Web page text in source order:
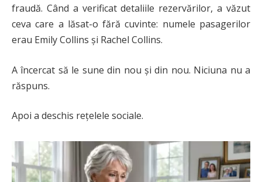
fraudă. Când a verificat detaliile rezervărilor, a văzut
ceva care a lăsat-o fără cuvinte: numele pasagerilor
erau Emily Collins și Rachel Collins.
A încercat să le sune din nou și din nou. Niciuna nu a
răspuns.
Apoi a deschis rețelele sociale.